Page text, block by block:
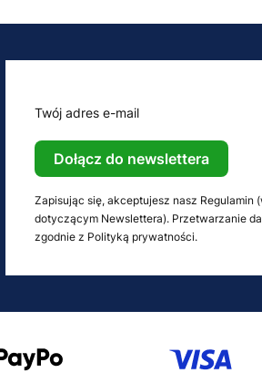
Twój adres e-mail
Dołącz do newslettera
Zapisując się, akceptujesz nasz Regulamin
dotyczącym Newslettera). Przetwarzanie
zgodnie z Polityką prywatności.